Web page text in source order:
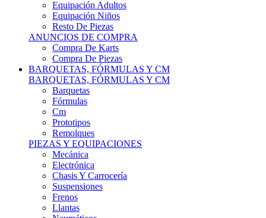
Equipación Adultos
Equipación Niños
Resto De Piezas
ANUNCIOS DE COMPRA
Compra De Karts
Compra De Piezas
BARQUETAS, FÓRMULAS Y CM
BARQUETAS, FÓRMULAS Y CM
Barquetas
Fórmulas
Cm
Prototipos
Remolques
PIEZAS Y EQUIPACIONES
Mecánica
Electrónica
Chasis Y Carrocería
Suspensiones
Frenos
Llantas